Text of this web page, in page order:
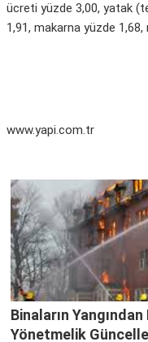
ücreti yüzde 3,00, yatak
1,91, makarna yüzde
www.yapi.com.tr
Binaların
Yönetmelik